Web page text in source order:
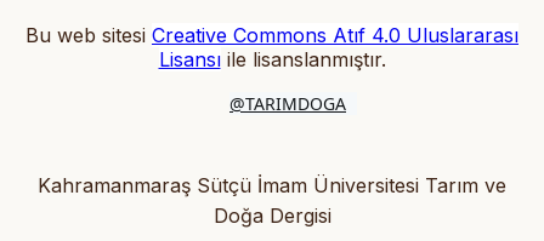
Bu web sitesi Creative Commons Atıf 4.0 Uluslararası
Lisansıile lisanslanmıştır.
@TARIMDOGA
Kahramanmaraş Sütçü İmam Üniversitesi Tarım ve
Doğa Dergisi